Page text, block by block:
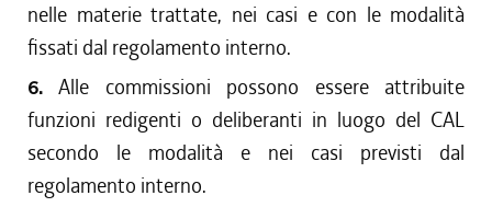
nelle materie trattate, nei casi e con le modalità
fissati dal regolamento interno.
6.Alle commissioni possono essere attribuite
funzioni redigenti o deliberanti in luogo del CAL
secondo le modalità e nei casi previsti dal
regolamento interno.